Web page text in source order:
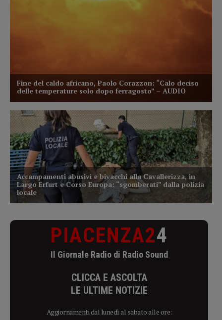
PIACENZA24
Il Giornale Radio di Radio Sound
CLICCA E ASCOLTA
LE ULTIME NOTIZIE
Aggiornamenti dal lunedì al sabato alle ore: